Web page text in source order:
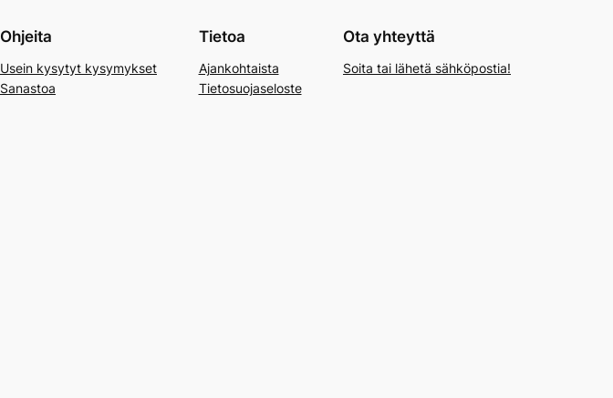
Ohjeita
Usein kysytyt kysymykset
Sanastoa
Tietoa
Ajankohtaista
Tietosuojaseloste
Ota yhteyttä
Soita tai lähetä sähköpostia!